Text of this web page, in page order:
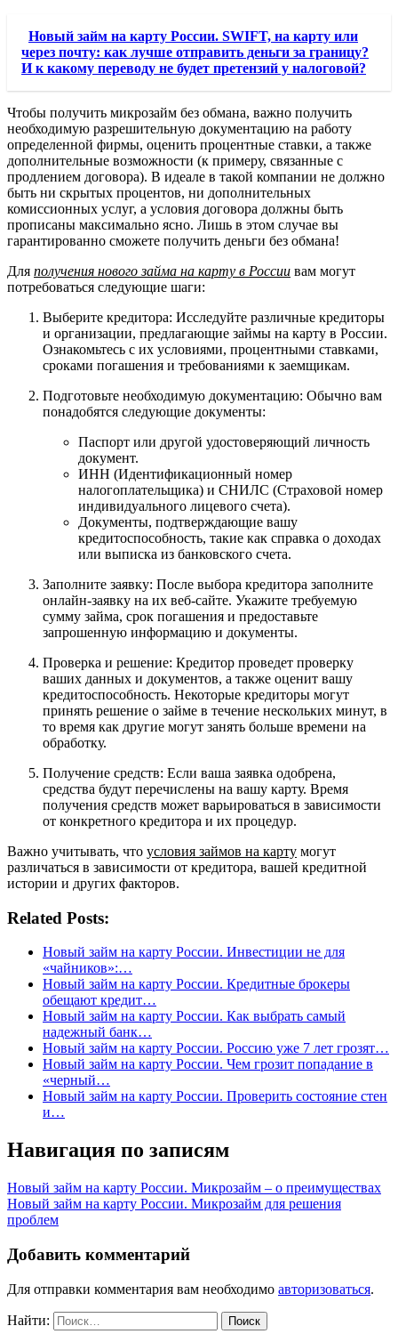
Новый займ на карту России. SWIFT, на карту или
через почту: как лучше отправить деньги за границу?
И к какому переводу не будет претензий у налоговой?
Чтобы получить микрозайм без обмана, важно получить
необходимую разрешительную документацию на работу
определенной фирмы, оценить процентные ставки, а также
дополнительные возможности (к примеру, связанные с
продлением договора). В идеале в такой компании не должно
быть ни скрытых процентов, ни дополнительных
комиссионных услуг, а условия договора должны быть
прописаны максимально ясно. Лишь в этом случае вы
гарантированно сможете получить деньги без обмана!
Для получения нового займа на карту в России вам могут
потребоваться следующие шаги:
Выберите кредитора: Исследуйте различные кредиторы
и организации, предлагающие займы на карту в России.
Ознакомьтесь с их условиями, процентными ставками,
сроками погашения и требованиями к заемщикам.
Подготовьте необходимую документацию: Обычно вам
понадобятся следующие документы:
Паспорт или другой удостоверяющий личность
документ.
ИНН (Идентификационный номер
налогоплательщика) и СНИЛС (Страховой номер
индивидуального лицевого счета).
Документы, подтверждающие вашу
кредитоспособность, такие как справка о доходах
или выписка из банковского счета.
Заполните заявку: После выбора кредитора заполните
онлайн-заявку на их веб-сайте. Укажите требуемую
сумму займа, срок погашения и предоставьте
запрошенную информацию и документы.
Проверка и решение: Кредитор проведет проверку
ваших данных и документов, а также оценит вашу
кредитоспособность. Некоторые кредиторы могут
принять решение о займе в течение нескольких минут, в
то время как другие могут занять больше времени на
обработку.
Получение средств: Если ваша заявка одобрена,
средства будут перечислены на вашу карту. Время
получения средств может варьироваться в зависимости
от конкретного кредитора и их процедур.
Важно учитывать, что условия займов на карту могут
различаться в зависимости от кредитора, вашей кредитной
истории и других факторов.
Related Posts:
Новый займ на карту России. Инвестиции не для
«чайников»:…
Новый займ на карту России. Кредитные брокеры
обещают кредит…
Новый займ на карту России. Как выбрать самый
надежный банк…
Новый займ на карту России. Россию уже 7 лет грозят…
Новый займ на карту России. Чем грозит попадание в
«черный…
Новый займ на карту России. Проверить состояние стен
и…
Навигация по записям
Новый займ на карту России. Микрозайм – о преимуществах
Новый займ на карту России. Микрозайм для решения
проблем
Добавить комментарий
Для отправки комментария вам необходимо авторизоваться.
Найти: